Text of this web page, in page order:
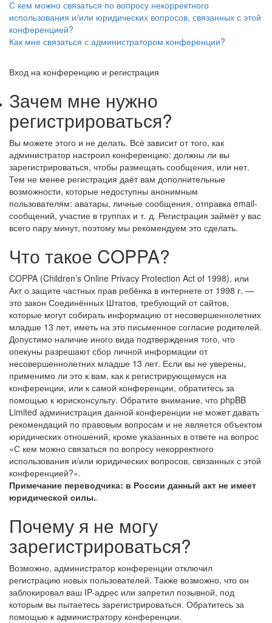
С кем можно связаться по вопросу некорректного
использования и/или юридических вопросов, связанных с этой
конференцией?
Как мне связаться с администратором конференции?
Вход на конференцию и регистрация
Зачем мне нужно
регистрироваться?
Вы можете этого и не делать. Всё зависит от того, как
администратор настроил конференцию: должны ли вы
зарегистрироваться, чтобы размещать сообщения, или нет.
Тем не менее регистрация даёт вам дополнительные
возможности, которые недоступны анонимным
пользователям: аватары, личные сообщения, отправка email-
сообщений, участие в группах и т. д. Регистрация займёт у вас
всего пару минут, поэтому мы рекомендуем это сделать.
Что такое COPPA?
COPPA (Children’s Online Privacy Protection Act of 1998), или
Акт о защите частных прав ребёнка в интернете от 1998 г. —
это закон Соединённых Штатов, требующий от сайтов,
которые могут собирать информацию от несовершеннолетних
младше 13 лет, иметь на это письменное согласие родителей.
Допустимо наличие иного вида подтверждения того, что
опекуны разрешают сбор личной информации от
несовершеннолетних младше 13 лет. Если вы не уверены,
применимо ли это к вам, как к регистрирующемуся на
конференции, или к самой конференции, обратитесь за
помощью к юрисконсульту. Обратите внимание, что phpBB
Limited администрация данной конференции не может давать
рекомендаций по правовым вопросам и не является объектом
юридических отношений, кроме указанных в ответе на вопрос
«С кем можно связаться по вопросу некорректного
использования и/или юридических вопросов, связанных с этой
конференцией?».
Примечание переводчика: в России данный акт не имеет
юридической силы..
Почему я не могу
зарегистрироваться?
Возможно, администратор конференции отключил
регистрацию новых пользователей. Также возможно, что он
заблокировал ваш IP-адрес или запретил позывной, под
которым вы пытаетесь зарегистрироваться. Обратитесь за
помощью к администратору конференции.